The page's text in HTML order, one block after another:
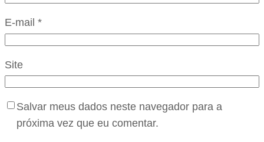
E-mail *
Site
Salvar meus dados neste navegador para a
próxima vez que eu comentar.